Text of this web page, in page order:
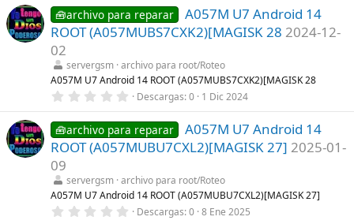
a
(
s
)
0
e
s
e
l
a
(
s
)
🧰archivo para reparar
A057M U7 Android 14
ROOT (A057MUBS7CXK2)[MAGISK 28 2024-12-
02
servergsm archivo para root/Roteo
A057M U7 Android 14 ROOT (A057MUBS7CXK2)[MAGISK 28
0
0
0
e
s
e
l
a
Descargas 0 1 Dic 2024
🧰archivo para reparar
A057M U7 Android 14
ROOT (A057MUBU7CXL2)[MAGISK 27] 2025-01-
09
servergsm archivo para root/Roteo
A057M U7 Android 14 ROOT (A057MUBU7CXL2)[MAGISK 27]
0 Descargas 0 8 Ene 2025